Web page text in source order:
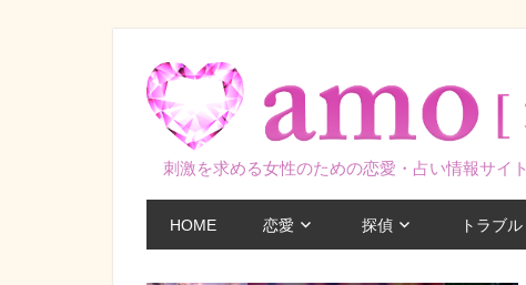
刺激を求める女性のための恋愛・占い情報サイト
HOME 恋愛 探偵 トラブル